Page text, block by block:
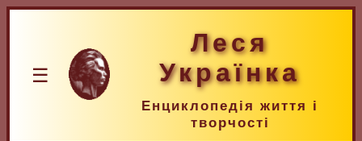
☰
Леся
Українка
Енциклопедія життя і
творчості